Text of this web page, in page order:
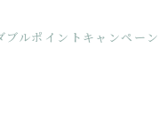
ブルポイントキャンペーン